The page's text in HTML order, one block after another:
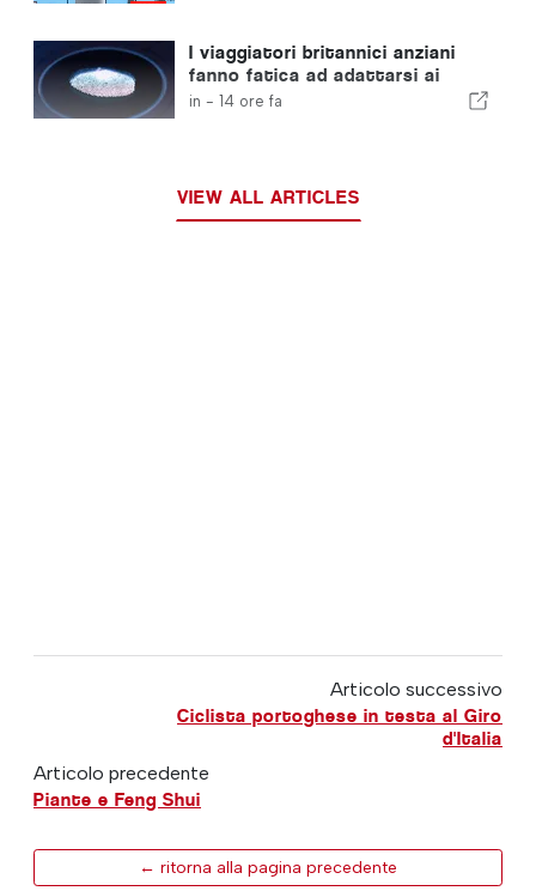
I viaggiatori britannici anziani
fanno fatica ad adattarsi ai
nuovi controlli delle impronte
in - 14 ore fa
VIEW ALL ARTICLES
Articolo successivo
Ciclista portoghese in testa al Giro
d'Italia
Articolo precedente
Piante e Feng Shui
← ritorna alla pagina precedente